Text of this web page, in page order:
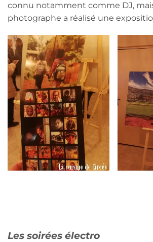
connu notamment comme DJ,
photographe a réalisé une
Les soirées électro